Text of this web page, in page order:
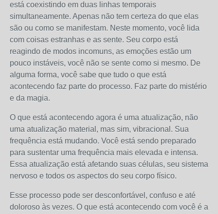
está coexistindo em duas linhas temporais
simultaneamente. Apenas não tem certeza do que elas
são ou como se manifestam. Neste momento, você lida
com coisas estranhas e as sente. Seu corpo está
reagindo de modos incomuns, as emoções estão um
pouco instáveis, você não se sente como si mesmo. De
alguma forma, você sabe que tudo o que está
acontecendo faz parte do processo. Faz parte do mistério
e da magia.
O que está acontecendo agora é uma atualização, não
uma atualização material, mas sim, vibracional. Sua
frequência está mudando. Você está sendo preparado
para sustentar uma frequência mais elevada e intensa.
Essa atualização está afetando suas células, seu sistema
nervoso e todos os aspectos do seu corpo físico.
Esse processo pode ser desconfortável, confuso e até
doloroso às vezes. O que está acontecendo com você é a